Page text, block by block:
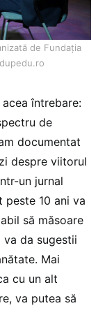
de Fundația
întrebare:
de
documentat
despre viitorul
un jurnal
peste 10 ani va
să măsoare
da sugestii
Mai
cu un alt
va putea să